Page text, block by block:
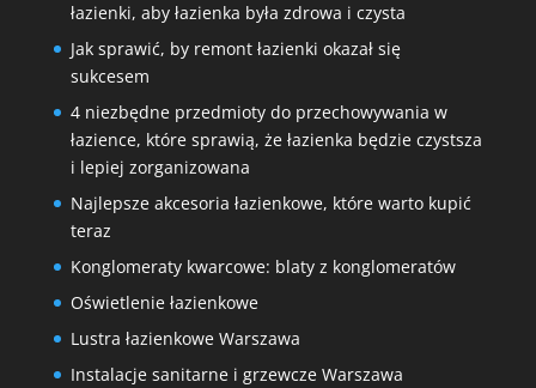
łazienki, aby łazienka była zdrowa i czysta
Jak sprawić, by remont łazienki okazał się
sukcesem
4 niezbędne przedmioty do przechowywania w
łazience, które sprawią, że łazienka będzie czystsza
i lepiej zorganizowana
Najlepsze akcesoria łazienkowe, które warto kupić
teraz
Konglomeraty kwarcowe: blaty z konglomeratów
Oświetlenie łazienkowe
Lustra łazienkowe Warszawa
Instalacje sanitarne i grzewcze Warszawa